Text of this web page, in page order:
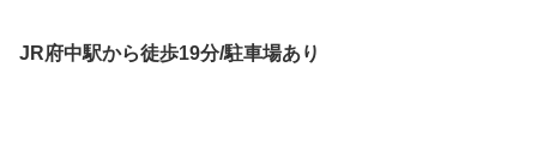
JR府中駅から徒歩19分/駐車場あり